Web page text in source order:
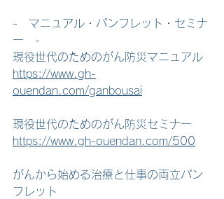
-　マニュアル・パンフレット・セミナ
ー　-
現役世代のためのがん防災マニュアル
https://www.gh-
ouendan.com/ganbousai
現役世代のためのがん防災セミナー
https://www.gh-ouendan.com/500
がんから始める治療と仕事の両立パン
フレット